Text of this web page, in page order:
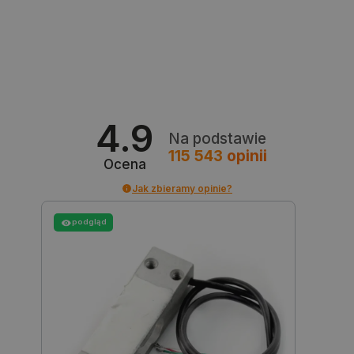
4.9
Ocena
Na podstawie
115 543 opinii
Jak zbieramy opinie?
podgląd
VISITOR_PRIVACY_METADATA
Polityce prywatności Google